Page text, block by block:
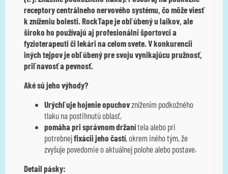
receptory centrálneho nervového systému, čo môže viesť
k zníženiu bolesti. RockTape je obľúbený u laikov, ale
široko ho používajú aj profesionálni športovci a
fyzioterapeuti či lekári na celom svete. V konkurencii
iných tejpov je obľúbený pre svoju vynikajúcu pružnosť,
priľnavosť a pevnosť.
Aké sú jeho výhody?
Urýchľuje hojenie opuchovznížením podkožného
tlaku na postihnutú oblasť,
pomáha pri správnom držanítela alebo pri
potrebnejfixácii jeho častí, okrem iného tým, že
zvyšuje povedomie o aktuálnej polohe alebo postave.
Detail pásky: